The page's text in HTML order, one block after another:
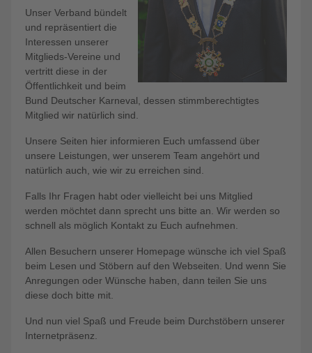
Unser Verband bündelt
und repräsentiert die
Interessen unserer
Mitglieds-Vereine und
vertritt diese in der
Öffentlichkeit und beim
Bund Deutscher Karneval, dessen stimmberechtigtes
Mitglied wir natürlich sind.
Unsere Seiten hier informieren Euch umfassend über
unsere Leistungen, wer unserem Team angehört und
natürlich auch, wie wir zu erreichen sind.
Falls Ihr Fragen habt oder vielleicht bei uns Mitglied
werden möchtet dann sprecht uns bitte an. Wir werden so
schnell als möglich Kontakt zu Euch aufnehmen.
Allen Besuchern unserer Homepage wünsche ich viel Spaß
beim Lesen und Stöbern auf den Webseiten. Und wenn Sie
Anregungen oder Wünsche haben, dann teilen Sie uns
diese doch bitte mit.
Und nun viel Spaß und Freude beim Durchstöbern unserer
Internetpräsenz.